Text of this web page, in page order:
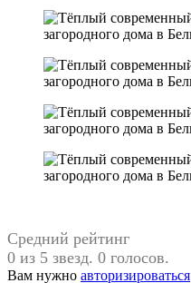
Средний рейтинг
0 из 5 звезд. 0 голосов.
Вам нужно авторизироваться